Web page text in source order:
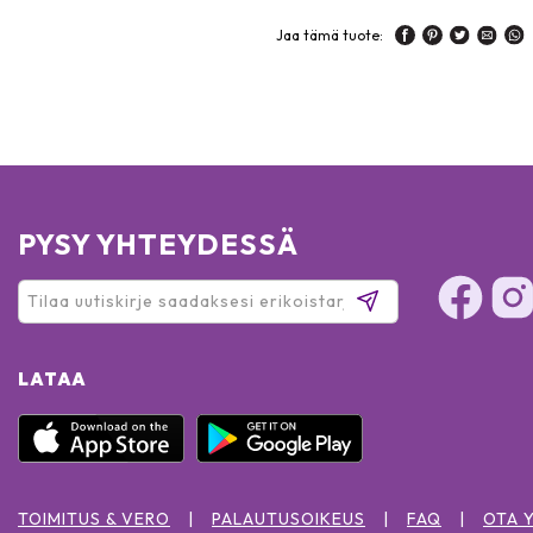
Jaa tämä tuote:
PYSY YHTEYDESSÄ
LATAA
TOIMITUS & VERO PALAUTUSOIKEUS FAQ OTA